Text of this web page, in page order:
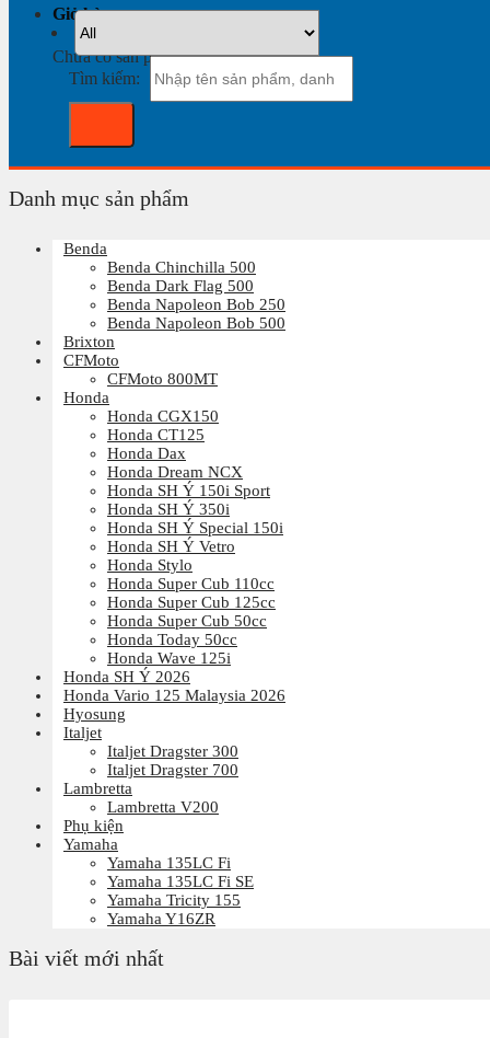
Giỏ hàng
Chưa có sản phẩm trong giỏ hàng.
Tìm kiếm:
Danh mục sản phẩm
Benda
Benda Chinchilla 500
Benda Dark Flag 500
Benda Napoleon Bob 250
Benda Napoleon Bob 500
Brixton
CFMoto
CFMoto 800MT
Honda
Honda CGX150
Honda CT125
Honda Dax
Honda Dream NCX
Honda SH Ý 150i Sport
Honda SH Ý 350i
Honda SH Ý Special 150i
Honda SH Ý Vetro
Honda Stylo
Honda Super Cub 110cc
Honda Super Cub 125cc
Honda Super Cub 50cc
Honda Today 50cc
Honda Wave 125i
Honda SH Ý 2026
Honda Vario 125 Malaysia 2026
Hyosung
Italjet
Italjet Dragster 300
Italjet Dragster 700
Lambretta
Lambretta V200
Phụ kiện
Yamaha
Yamaha 135LC Fi
Yamaha 135LC Fi SE
Yamaha Tricity 155
Yamaha Y16ZR
Bài viết mới nhất